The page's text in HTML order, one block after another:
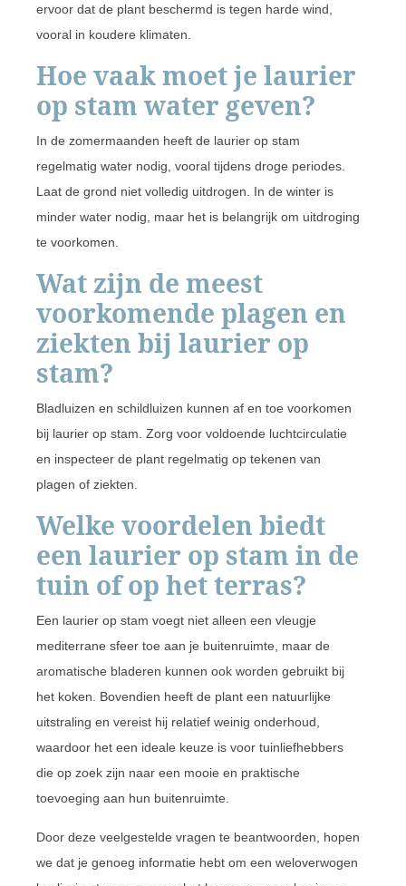
ervoor dat de plant beschermd is tegen harde wind,
vooral in koudere klimaten.
Hoe vaak moet je laurier
op stam water geven?
In de zomermaanden heeft de laurier op stam
regelmatig water nodig, vooral tijdens droge periodes.
Laat de grond niet volledig uitdrogen. In de winter is
minder water nodig, maar het is belangrijk om uitdroging
te voorkomen.
Wat zijn de meest
voorkomende plagen en
ziekten bij laurier op
stam?
Bladluizen en schildluizen kunnen af en toe voorkomen
bij laurier op stam. Zorg voor voldoende luchtcirculatie
en inspecteer de plant regelmatig op tekenen van
plagen of ziekten.
Welke voordelen biedt
een laurier op stam in de
tuin of op het terras?
Een laurier op stam voegt niet alleen een vleugje
mediterrane sfeer toe aan je buitenruimte, maar de
aromatische bladeren kunnen ook worden gebruikt bij
het koken. Bovendien heeft de plant een natuurlijke
uitstraling en vereist hij relatief weinig onderhoud,
waardoor het een ideale keuze is voor tuinliefhebbers
die op zoek zijn naar een mooie en praktische
toevoeging aan hun buitenruimte.
Door deze veelgestelde vragen te beantwoorden, hopen
we dat je genoeg informatie hebt om een weloverwogen